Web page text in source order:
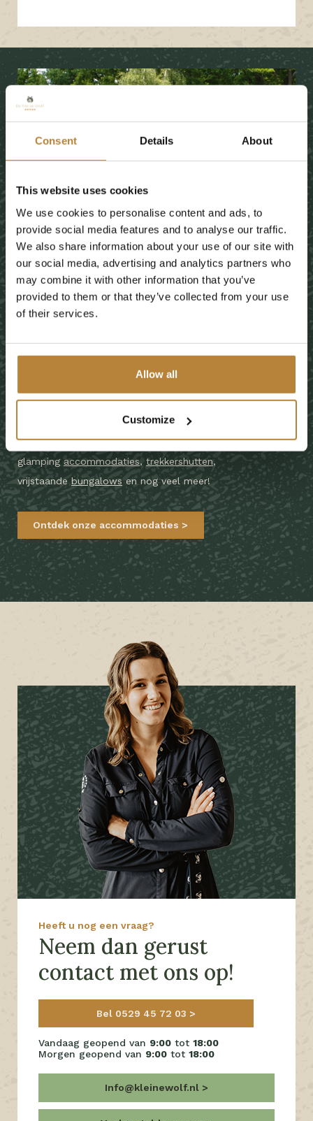
Consent Details About
This website uses cookies
We use cookies to personalise content and ads, to
provide social media features and to analyse our traffic.
We also share information about your use of our site with
our social media, advertising and analytics partners who
may combine it with other information that you’ve
provided to them or that they’ve collected from your use
of their services.
Allow all
Customize
Onze topaccommodaties
Heeft u geen eigen kampeermiddel, maar wilt u wel het
kampeergevoel beleven? Wij bieden diverse
verhuuraccommodaties aan. Wij hebben luxe
glamping accommodaties, trekkershutten,
vrijstaande bungalowsen nog veel meer!
Ontdek onze accommodaties
Heeft u nog een vraag?
Neem dan gerust
contact met ons op!
Bel 0529 45 72 03
Vandaag geopend van 9:00 tot 18:00
Morgen geopend van 9:00 tot 18:00
Info@kleinewolf.nl